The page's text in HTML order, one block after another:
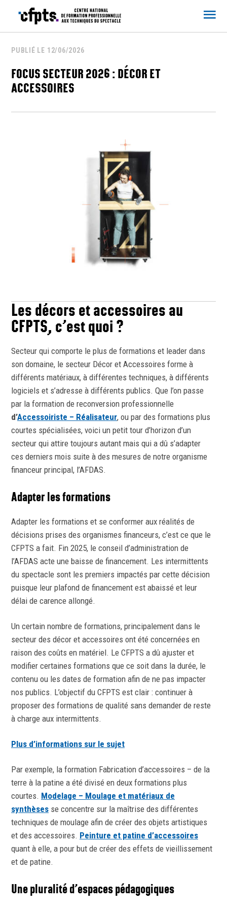
PUBLIÉ LE 12/06/2026
FOCUS SECTEUR 2026 : DÉCOR ET
ACCESSOIRES
Les décors et accessoires au
CFPTS, c’est quoi ?
Secteur qui comporte le plus de formations et leader dans
son domaine, le secteur Décor et Accessoires forme à
différents matériaux, à différentes techniques, à différents
logiciels et s’adresse à différents publics. Que l’on passe
par la formation de reconversion professionnelle
d’Accessoiriste – Réalisateur, ou par des formations plus
courtes spécialisées, voici un petit tour d’horizon d’un
secteur qui attire toujours autant mais qui a dû s’adapter
ces derniers mois suite à des mesures de notre organisme
financeur principal, l’AFDAS.
Adapter les formations
Adapter les formations et se conformer aux réalités de
décisions prises des organismes financeurs, c’est ce que le
CFPTS a fait. Fin 2025, le conseil d’administration de
l’AFDAS acte une baisse de financement. Les intermittents
du spectacle sont les premiers impactés par cette décision
puisque leur plafond de financement est abaissé et leur
délai de carence allongé.
Un certain nombre de formations, principalement dans le
secteur des décor et accessoires ont été concernées en
raison des coûts en matériel. Le CFPTS a dû ajuster et
modifier certaines formations que ce soit dans la durée, le
contenu ou les dates de formation afin de ne pas impacter
nos publics. L’objectif du CFPTS est clair : continuer à
proposer des formations de qualité sans demander de reste
à charge aux intermittents.
Plus d’informations sur le sujet
Par exemple, la formation Fabrication d’accessoires – de la
terre à la patine a été divisé en deux formations plus
courtes. Modelage – Moulage et matériaux de
synthèses se concentre sur la maîtrise des différentes
techniques de moulage afin de créer des objets artistiques
et des accessoires. Peinture et patine d’accessoires
quant à elle, a pour but de créer des effets de vieillissement
et de patine.
Une pluralité d’espaces pédagogiques